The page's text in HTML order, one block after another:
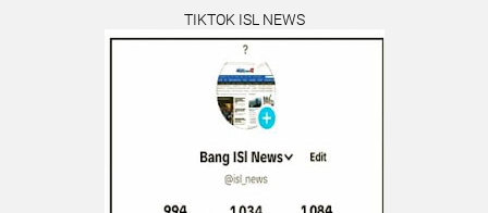
TIKTOK ISL NEWS